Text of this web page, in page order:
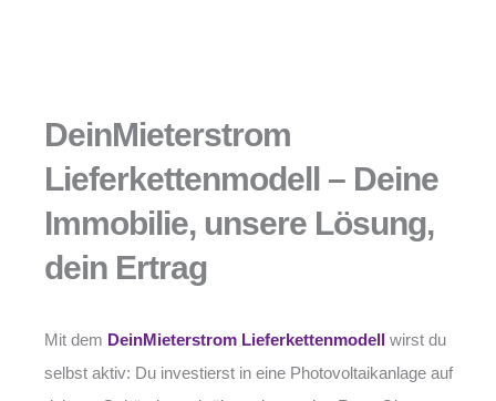
DeinMieterstrom
Lieferkettenmodell – Deine
Immobilie, unsere Lösung,
dein Ertrag
Mit dem DeinMieterstrom Lieferkettenmodell wirst du
selbst aktiv: Du investierst in eine Photovoltaikanlage auf